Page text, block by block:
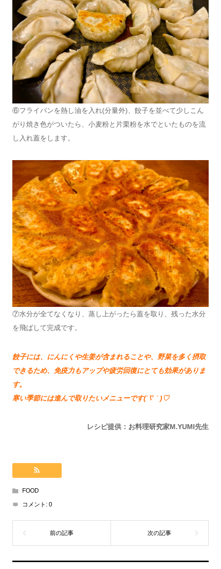
⑥フライパンを熱し油を入れ(分量外)、餃子を並べて少しこん
がり焼き色がついたら、小麦粉と片栗粉を水でといたものを流
し入れ蓋をします。
⑦水分が全てなくなり、蒸し上がったら蓋を取り、残った水分
を飛ばして完成です。
餃子には、にんにくや生姜が含まれることや、野菜を多く摂取
できるため、免疫力もアップや疲労回復にとても効果がありま
す。
寒い季節には進んで取りたいメニューです(´∇｀ )♡
レシピ提供：お料理研究家M.YUMI先生
FOOD
コメント: 0